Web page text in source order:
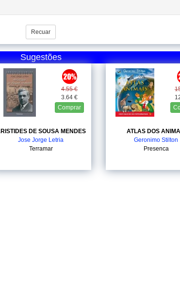
Recuar
Sugestões
4.55 €
3.64 €
Comprar
DE SOUSA MENDES
Jose Jorge Letria
Terramar
ATLAS DOS
Geronimo Stilton
Presenca